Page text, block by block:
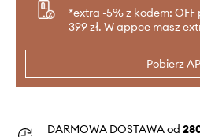
*extra -5% z kodem:
399 zł. W appce masz
Pobierz
DARMOWA DOSTAWA od